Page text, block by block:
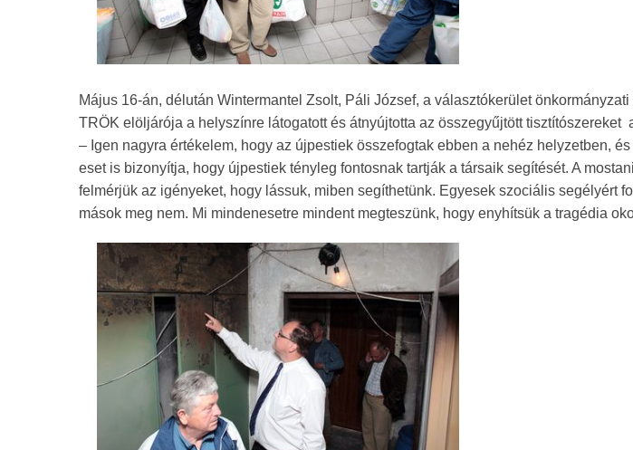
Május 16-án, délután Wintermantel Zsolt, Páli József, a választókerület
TRÖK elöljárója a helyszínre látogatott és átnyújtotta az összegyűjtött tisztítószereket
– Igen nagyra értékelem, hogy az újpestiek összefogtak ebben a nehéz helyzetben,
eset is bizonyítja, hogy újpestiek tényleg fontosnak tartják a társaik segítését. A
felmérjük az igényeket, hogy lássuk, miben segíthetünk. Egyesek szociális segélyért
mások meg nem. Mi mindenesetre mindent megteszünk, hogy enyhítsük a tragédia